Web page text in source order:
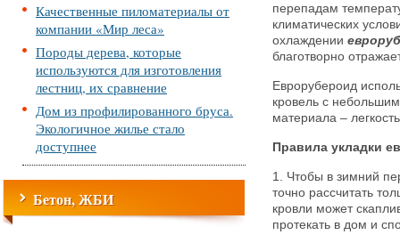
Качественные пиломатериалы от
компании «Мир леса»
Породы дерева, которые
используются для изготовления
лестниц, их сравнение
Дом из профилированного бруса.
Экологичное жилье стало
доступнее
Бетон, ЖБИ
перепадам
климатических
охлаждении
благотворно
Еврорубероид
кровель с
материала –
Правила укладки
1. Чтобы в зимний
точно рассчитать
кровли может
протекать в дом и